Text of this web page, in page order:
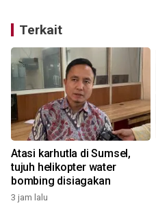
Terkait
Atasi karhutla di Sumsel,
tujuh helikopter water
bombing disiagakan
3 jam lalu